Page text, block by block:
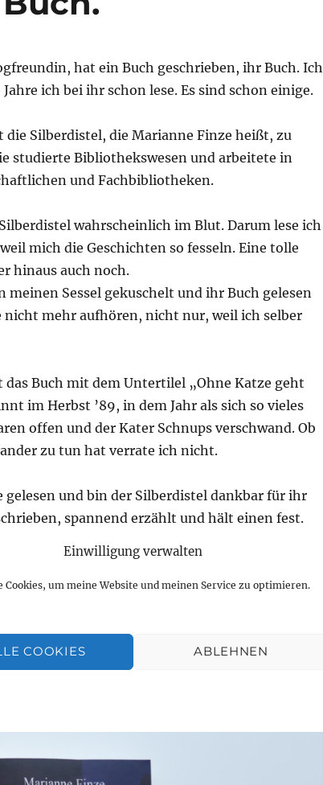
Einwilligung verwalten
Cookies, um meine Website und meinen Service zu optimieren.
COOKIES ABLEHNEN
hat ein Buch geschrieben, ihr Buch. Ich
ich bei ihr schon lese. Es sind schon einige.
die Silberdistel, die Marianne Finze heißt, zu
studierte Bibliothekswesen und arbeitete in
und Fachbibliotheken.
wahrscheinlich im Blut. Darum lese ich
mich die Geschichten so fesseln. Eine tolle
hinaus auch noch.
meinen Sessel gekuschelt und ihr Buch gelesen
nicht mehr aufhören, nicht nur, weil ich selber
das Buch mit dem Untertilel „Ohne Katze geht
im Herbst ’89, in dem Jahr als sich so vieles
offen und der Kater Schnups verschwand. Ob
zu tun hat verrate ich nicht.
gelesen und bin der Silberdistel dankbar für ihr
spannend erzählt und hält einen fest.
guter Titel, denn die Silberdistel Marianne
ihre pelzigen Mitbewohner nicht vorstellen.
heute aber noch sagen.
die ich sehr bewundere ob ihrer Art zu schreiben
Ich weiß auch, dass sich mancher mit dem
Buch zu gestalten. Piri, Emil, Freidenkerin –